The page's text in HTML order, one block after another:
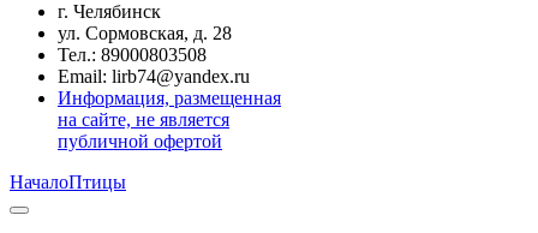
г. Челябинск
ул. Сормовская, д. 28
Тел.: 89000803508
Email: lirb74@yandex.ru
Информация, размещенная
на сайте, не является
публичной офертой
НачалоПтицы